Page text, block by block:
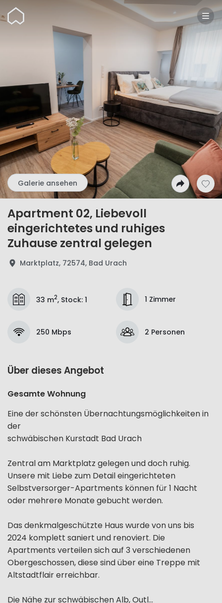
Wunderflats
Galerie ansehen
Apartment 02, Liebevoll
eingerichtetes und ruhiges
Zuhause zentral gelegen
Marktplatz, 72574, Bad Urach
33 m2, Stock: 1 1 Zimmer
250 Mbps 2 Personen
Über dieses Angebot
Gesamte Wohnung
Eine der schönsten Übernachtungsmöglichkeiten in
der
schwäbischen Kurstadt Bad Urach
Zentral am Marktplatz gelegen und doch ruhig.
Unsere mit Liebe zum Detail eingerichteten
Selbstversorger-Apartments können für 1 Nacht
oder mehrere Monate gebucht werden.
Das denkmalgeschützte Haus wurde von uns bis
2024 komplett saniert und renoviert. Die
Apartments verteilen sich auf 3 verschiedenen
Obergeschossen, diese sind über eine Treppe mit
Altstadtflair erreichbar.
Die Nähe zur schwäbischen Alb, Outl...